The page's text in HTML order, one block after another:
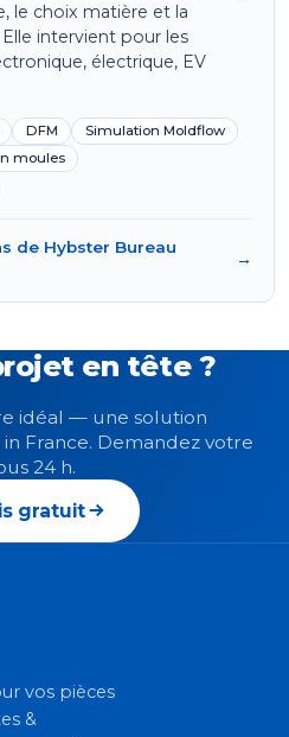
le choix matière et la
intervient pour les
électrique, EV
DFM
Simulation Moldflow
moules
de Hybster Bureau
→
en tête ?
idéal — une solution
France. Demandez votre
24 h.
gratuit
vos pièces
&